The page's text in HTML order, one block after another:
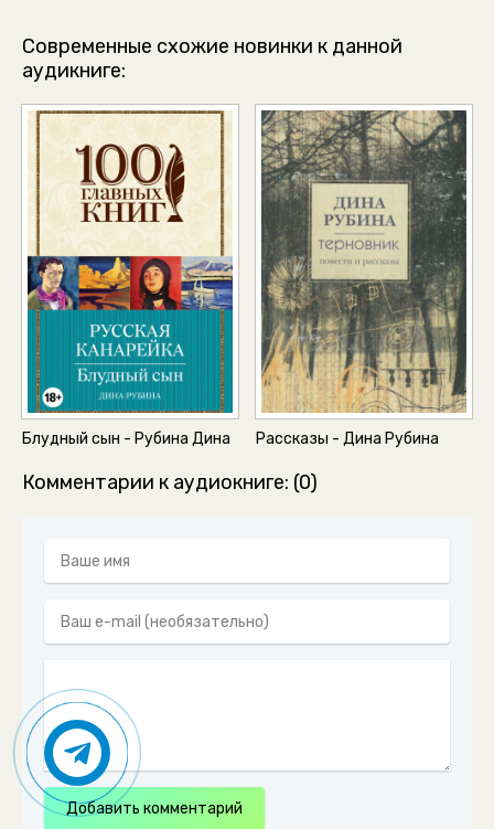
Современные схожие новинки к данной
аудикниге:
Блудный сын - Рубина Дина Рассказы - Дина Рубина
Комментарии к аудиокниге: (0)
Добавить комментарий